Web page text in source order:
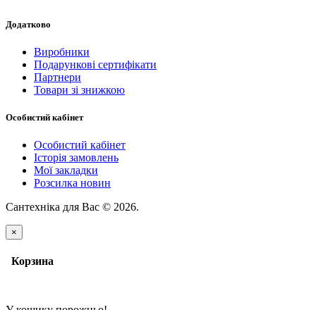
Додатково
Виробники
Подарункові сертифікати
Партнери
Товари зі знижкою
Особистий кабінет
Особистий кабінет
Історія замовлень
Мої закладки
Розсилка новин
Сантехніка для Вас © 2026.
×
Корзина